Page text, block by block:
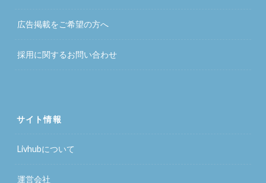
広告掲載をご希望の方へ
採用に関するお問い合わせ
サイト情報
Livhubについて
運営会社